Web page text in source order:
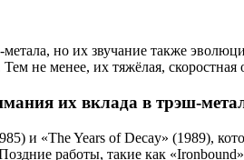
но их звучание также
не менее, их тяжёлая, скоростная
их вклада в трэш-
и «The Years of Decay» (1989),
работы, такие как